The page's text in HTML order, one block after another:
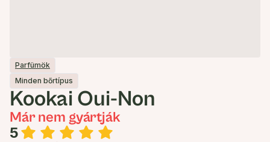
Parfümök
Minden bőrtípus
Kookai Oui-Non
Már nem gyártják
5